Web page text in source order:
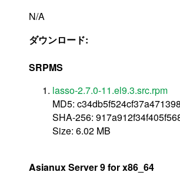
N/A
ダウンロード:
SRPMS
lasso-2.7.0-11.el9.3.src.rpm
MD5:
SHA-256:
Size: 6.02 MB
Asianux Server 9 for x86_64